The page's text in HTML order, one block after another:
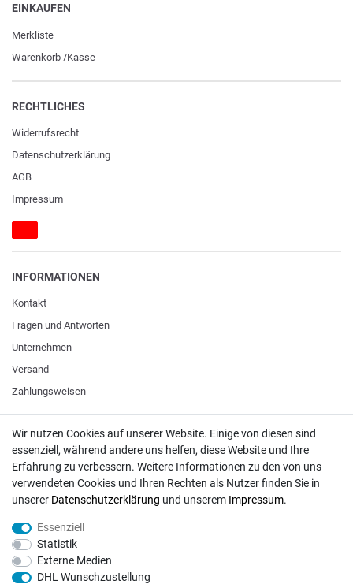
EINKAUFEN
Merkliste
Warenkorb /Kasse
RECHTLICHES
Widerrufs­recht
Daten­schutz­erklärung
AGB
Impressum
INFORMATIONEN
Kontakt
Fragen und Antworten
Unternehmen
Versand
Zahlungsweisen
ZAHLUNGSARTEN / VERSAND
Paypal
VISA / Mastercard
DHL
Deutsche Post
Wir nutzen Cookies auf unserer Website. Einige von diesen sind
essenziell, während andere uns helfen, diese Website und Ihre
Erfahrung zu verbessern. Weitere Informationen zu den von uns
verwendeten Cookies und Ihren Rechten als Nutzer finden Sie in
unserer Daten­schutz­erklärung und unserem Impressum.
Essenziell
Statistik
Externe Medien
DHL Wunschzustellung